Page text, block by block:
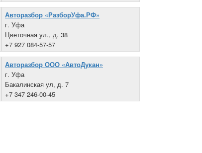
Авторазбор «РазборУфа.РФ»
г. Уфа
Цветочная ул., д. 38
+7 927 084-57-57
Авторазбор ООО «АвтоДукан»
г. Уфа
Бакалинская ул, д. 7
+7 347 246-00-45